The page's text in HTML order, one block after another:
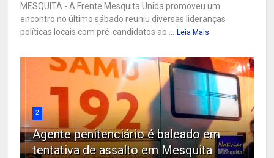
MESQUITA - A Frente Mesquita Unida promoveu um
encontro no último sábado reuniu diversas lideranças
políticas locais com pré-candidatos ao ...
Leia Mais
2
Agente penitenciário é baleado em
tentativa de assalto em Mesquita